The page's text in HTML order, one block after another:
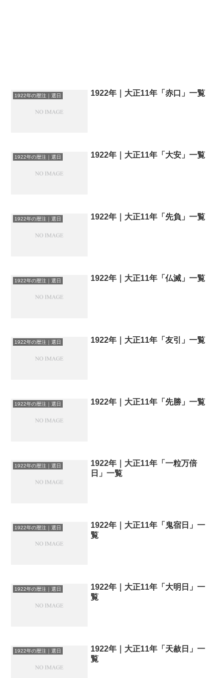
1922年の暦注｜選日 1922年｜大正11年「赤口」一覧
1922年の暦注｜選日 1922年｜大正11年「大安」一覧
1922年の暦注｜選日 1922年｜大正11年「先負」一覧
1922年の暦注｜選日 1922年｜大正11年「仏滅」一覧
1922年の暦注｜選日 1922年｜大正11年「友引」一覧
1922年の暦注｜選日 1922年｜大正11年「先勝」一覧
1922年の暦注｜選日
1922年｜大正11年「一粒万倍
日」一覧
1922年の暦注｜選日
1922年｜大正11年「鬼宿日」一
覧
1922年の暦注｜選日
1922年｜大正11年「大明日」一
覧
1922年の暦注｜選日
1922年｜大正11年「天赦日」一
覧